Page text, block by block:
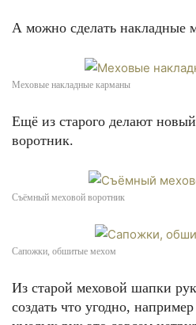
А можно сделать накладные
Меховые накладные карманы
Ещё из старого делают
воротник.
Съёмный меховой воротник
Сапожки, обшитые мехом
Из старой меховой шапки
создать что угодно,